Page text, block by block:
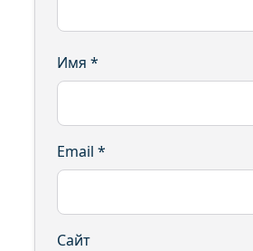
Имя *
Email *
Сайт